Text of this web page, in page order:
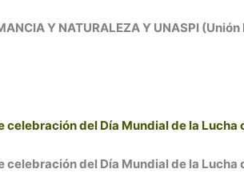
Y NATURALEZA Y UNASPI
del Día Mundial de la
del Día Mundial de la